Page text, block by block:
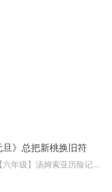
旦》总把新桃换旧符
【六年级】汤姆索亚历险记